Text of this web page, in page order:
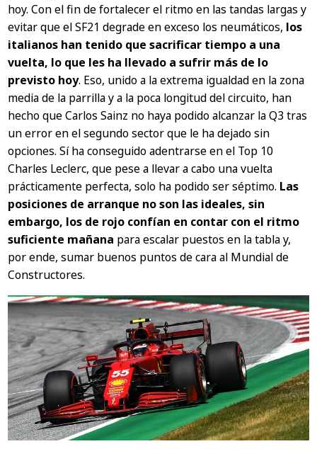
hoy. Con el fin de fortalecer el ritmo en las tandas largas y
evitar que el SF21 degrade en exceso los neumáticos, los
italianos han tenido que sacrificar tiempo a una
vuelta, lo que les ha llevado a sufrir más de lo
previsto hoy. Eso, unido a la extrema igualdad en la zona
media de la parrilla y a la poca longitud del circuito, han
hecho que Carlos Sainz no haya podido alcanzar la Q3 tras
un error en el segundo sector que le ha dejado sin
opciones. Sí ha conseguido adentrarse en el Top 10
Charles Leclerc, que pese a llevar a cabo una vuelta
prácticamente perfecta, solo ha podido ser séptimo. Las
posiciones de arranque no son las ideales, sin
embargo, los de rojo confían en contar con el ritmo
suficiente mañana para escalar puestos en la tabla y,
por ende, sumar buenos puntos de cara al Mundial de
Constructores.